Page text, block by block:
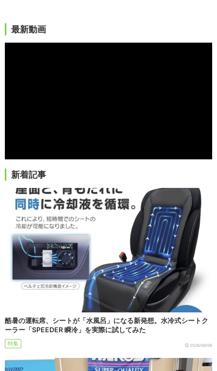
最新動画
新着記事
酷暑の運転席、シートが「水風呂」になる新発想。水冷式シートク
ーラー「SPEEDER 瞬冷」を実際に試してみた
特集 2026/08/06